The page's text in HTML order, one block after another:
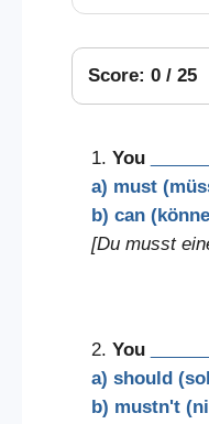
Score: 0 / 25
1. You
a) must
b) can
[Du musst
2. You
a) should
b) mustn't